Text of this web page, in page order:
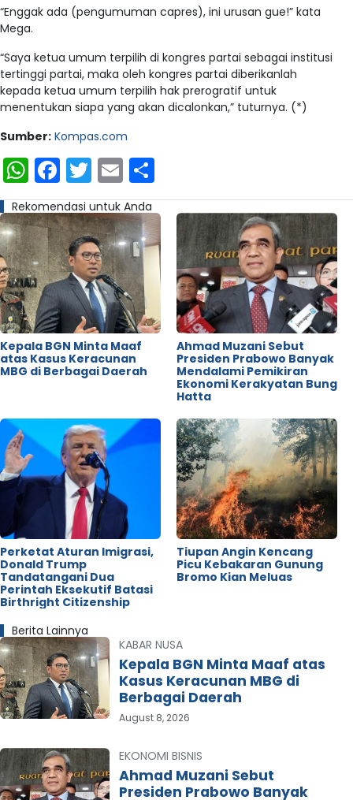
“Enggak ada (pengumuman capres), ini urusan gue!” kata
Mega.
“Saya ketua umum terpilih di kongres partai sebagai institusi
tertinggi partai, maka oleh kongres partai diberikanlah
kepada ketua umum terpilih hak prerogratif untuk
menentukan siapa yang akan dicalonkan,” tuturnya. (*)
Sumber: Kompas.com
WhatsApp
Facebook
Twitter
Email
Rekomendasi untuk Anda
Kepala BGN Minta Maaf
atas Kasus Keracunan
MBG di Berbagai Daerah
Ahmad Muzani Sebut
Presiden Prabowo Banyak
Mendalami Pemikiran
Ekonomi Kerakyatan Bung
Hatta
Perketat Aturan Imigrasi,
Donald Trump
Tandatangani Dua
Perintah Eksekutif Batasi
Birthright Citizenship
Tiupan Angin Kencang
Picu Kebakaran Gunung
Bromo Kian Meluas
Berita Lainnya
KABAR NUSA
Kepala BGN Minta Maaf atas
Kasus Keracunan MBG di
Berbagai Daerah
August 8, 2026
EKONOMI BISNIS
Ahmad Muzani Sebut
Presiden Prabowo Banyak